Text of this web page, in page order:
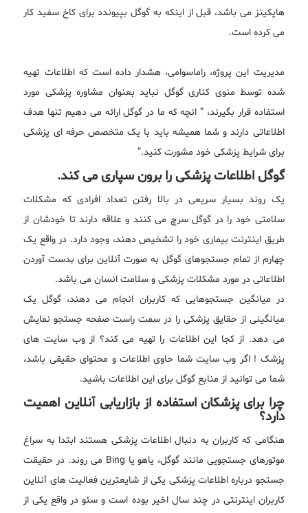
هاپکینز می باشد، قبل از اینکه به گوگل بپیوندد برای کاخ سفید کار
می کرده است.
مدیریت این پروژه، راماسوامی، هشدار داده است که اطلاعات تهیه
شده توسط منوی کناری گوگل نباید بعنوان مشاوره پزشکی مورد
استفاده قرار بگیرند، ” انچه که ما در گوگل ارائه می دهیم تنها هدف
اطلاعاتی دارند و شما همیشه باید با یک متخصص حرفه ای پزشکی
برای شرایط پزشکی خود مشورت کنید.”
گوگل اطلاعات پزشکی را برون سپاری می کند.
یک روند بسیار سریعی در بالا رفتن تعداد افرادی که مشکلات
سلامتی خود را در گوگل سرچ می کنند و علاقه دارند تا خودشان از
طریق اینترنت بیماری خود را تشخیص دهند، وجود دارد. در واقع یک
چهارم از تمام جستجوهای گوگل به صورت آنلاین برای بدست آوردن
اطلاعاتی در مورد مشکلات پزشکی و سلامت انسان می باشد.
در میانگین جستجوهایی که کاربران انجام می دهند، گوگل یک
میانگینی از حقایق پزشکی را در سمت راست صفحه جستجو نمایش
می دهد. از کجا این اطلاعات را تهیه می کند؟ از وب سایت های
پزشک ! اگر وب سایت شما حاوی اطلاعات و محتوای حقیقی باشد،
شما می توانید از منابع گوگل برای این اطلاعات باشید.
چرا برای پزشکان استفاده از بازاریابی آنلاین اهمیت
دارد؟
هنگامی که کاربران به دنبال اطلاعات پزشکی هستند ابتدا به سراغ
موتورهای جستجویی مانند گوگل، یاهو یا Bing می روند. در حقیقت
جستجو درباره اطلاعات پزشکی یکی از شایعترین فعالیت های آنلاین
کاربران اینترنتی در چند سال اخیر بوده است و سئو در واقع یکی از